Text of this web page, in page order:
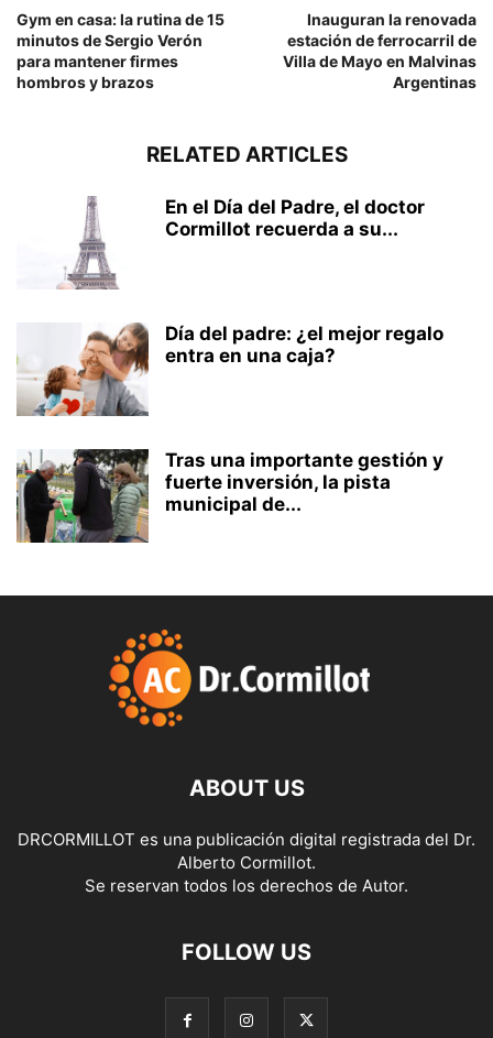
Gym en casa: la rutina de 15
minutos de Sergio Verón
para mantener firmes
hombros y brazos
Inauguran la renovada
estación de ferrocarril de
Villa de Mayo en Malvinas
Argentinas
RELATED ARTICLES
En el Día del Padre, el doctor
Cormillot recuerda a su...
Día del padre: ¿el mejor regalo
entra en una caja?
Tras una importante gestión y
fuerte inversión, la pista
municipal de...
ABOUT US
DRCORMILLOT es una publicación digital registrada del Dr.
Alberto Cormillot.
Se reservan todos los derechos de Autor.
FOLLOW US